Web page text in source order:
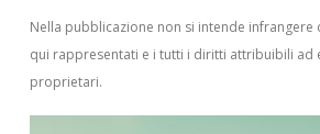
Nella pubblicazione non si intende infrangere
qui rappresentati e i tutti i diritti attribuibili ad
proprietari.